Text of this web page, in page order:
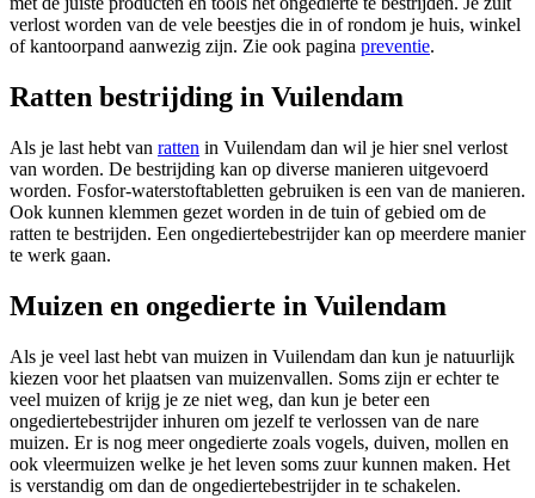
verlost worden van de vele beestjes die in of rondom je huis, winkel
of kantoorpand aanwezig zijn. Zie ook pagina preventie.
Ratten bestrijding in Vuilendam
Als je last hebt van ratten in Vuilendam dan wil je hier snel verlost
van worden. De bestrijding kan op diverse manieren uitgevoerd
worden. Fosfor-waterstoftabletten gebruiken is een van de manieren.
Ook kunnen klemmen gezet worden in de tuin of gebied om de
ratten te bestrijden. Een ongediertebestrijder kan op meerdere manier
te werk gaan.
Muizen en ongedierte in Vuilendam
Als je veel last hebt van muizen in Vuilendam dan kun je natuurlijk
kiezen voor het plaatsen van muizenvallen. Soms zijn er echter te
veel muizen of krijg je ze niet weg, dan kun je beter een
ongediertebestrijder inhuren om jezelf te verlossen van de nare
muizen. Er is nog meer ongedierte zoals vogels, duiven, mollen en
ook vleermuizen welke je het leven soms zuur kunnen maken. Het
is verstandig om dan de ongediertebestrijder in te schakelen.